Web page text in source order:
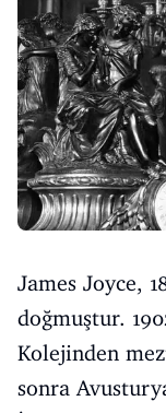
James Joyce,
doğmuştur.
Kolejinden
sonra